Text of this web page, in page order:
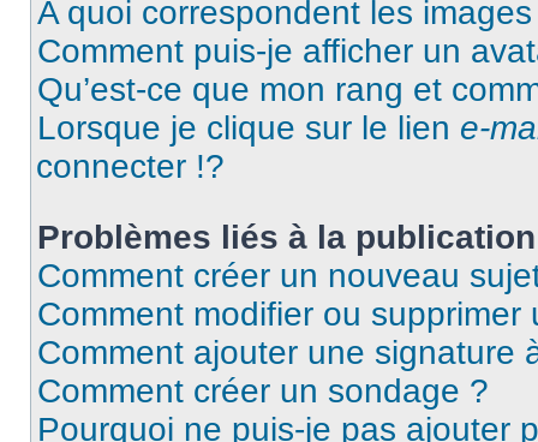
A quoi correspondent les
Comment puis-je afficher un
Qu’est-ce que mon rang et
Lorsque je clique sur le lien e-
connecter !?
Problèmes liés à la
Comment créer un nouveau
Comment modifier ou supprimer
Comment ajouter une signature
Comment créer un sondage ?
Pourquoi ne puis-je pas ajouter